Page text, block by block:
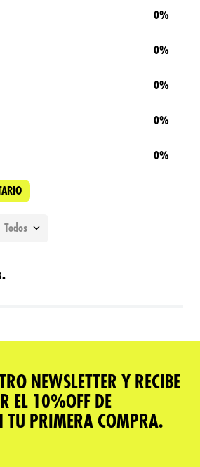
0%
0%
0%
0%
0%
Todos
NEWSLETTER Y RECIBE
EL 10%OFF DE
TU PRIMERA COMPRA.